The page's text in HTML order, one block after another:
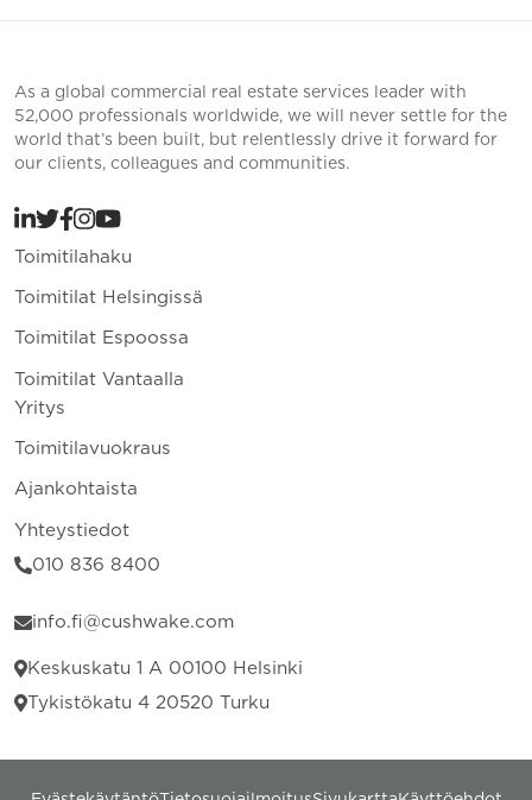
As a global commercial real estate services leader with
52,000 professionals worldwide, we will never settle for the
world that’s been built, but relentlessly drive it forward for
our clients, colleagues and communities.
Toimitilahaku
Toimitilat Helsingissä
Toimitilat Espoossa
Toimitilat Vantaalla
Yritys
Toimitilavuokraus
Ajankohtaista
Yhteystiedot
010 836 8400
info.fi@cushwake.com
Keskuskatu 1 A 00100 Helsinki
Tykistökatu 4 20520 Turku